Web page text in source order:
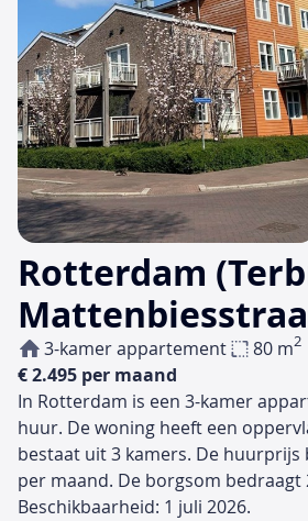
Rotterdam
3-kamer appartement 80 m2
€ 2.495 per maand
In Rotterdam is een 3-kamer
huur. De woning heeft een
bestaat uit 3 kamers. De huurprijs
per maand. De borgsom bedraagt
Beschikbaarheid: 1 juli 2026.